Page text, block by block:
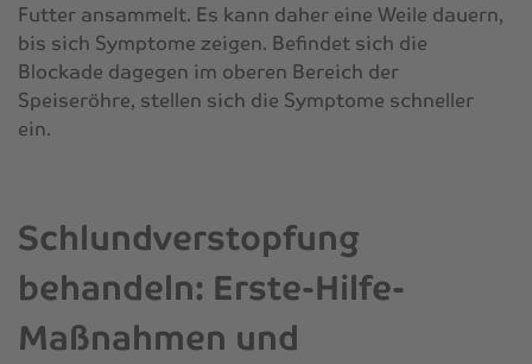
Futter ansammelt. Es kann daher eine Weile dauern,
bis sich Symptome zeigen. Befindet sich die
Blockade dagegen im oberen Bereich der
Speiseröhre, stellen sich die Symptome schneller
ein.
Schlundverstopfung
behandeln: Erste-Hilfe-
Maßnahmen und